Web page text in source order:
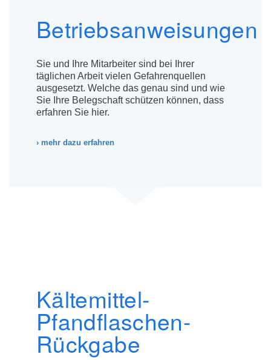
Betriebsanweisungen
Sie und Ihre Mitarbeiter sind bei Ihrer
täglichen Arbeit vielen Gefahrenquellen
ausgesetzt. Welche das genau sind und wie
Sie Ihre Belegschaft schützen können, dass
erfahren Sie hier.
› mehr dazu erfahren
Kältemittel-
Pfandflaschen-
Rückgabe